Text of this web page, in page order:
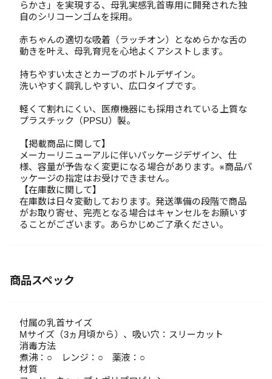
らかさ」を実現する、母乳実感乳首専用に開発された独
自のシリコーンゴムを採用。
赤ちゃんの適切な吸着（ラッチオン）となめらかな舌の
動きを叶え、母乳育児を心地よくアシストします。
持ちやすい太さとカーブのボトルデザイン。
洗いやすく調乳しやすい、広口タイプです。
軽くて割れにくい、医療機器にも採用されている上質な
プラスチック（PPSU）製。
【掲載商品に関して】
メーカーリニューアルに伴いパッケージデザイン、仕
様、容量が予告なく変更になる場合があります。※商品パ
ッケージの指定はお受けできません。
【在庫数に関して】
在庫数は日々変動しております。発送準備の段階で商品
がお取り寄せ、完売となる場合はキャンセルをお願いす
ることがございます。あらかじめご了承ください。
商品スペック
付属の乳首サイズ
Mサイズ（3ヵ月頃から）、吸い穴：スリーカット
消毒方法
煮沸：○ レンジ：○ 薬液：○
材質